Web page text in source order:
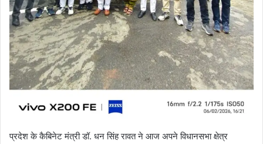
प्रदेश के कैबिनेट मंत्री डॉ. धन सिंह रावत ने आज अपने विधानसभा क्षेत्र